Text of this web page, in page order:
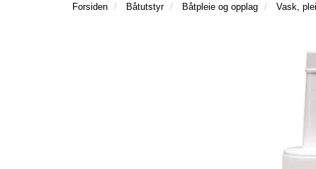
Forsiden Båtutstyr Båtpleie og opplag Vask,